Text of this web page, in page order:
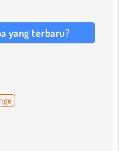
yang terbaru?